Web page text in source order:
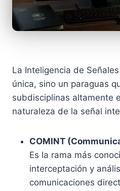
La Inteligencia de
única, sino un paraguas
subdisciplinas altamente
naturaleza de la señal
COMINT
Es la rama más
interceptación y
comunicaciones